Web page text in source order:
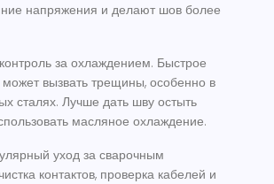
напряжения и делают шов более
за охлаждением. Быстрое
вызвать трещины, особенно в
сталях. Лучше дать шву остыть
масляное охлаждение.
уход за сварочным
контактов, проверка кабелей и